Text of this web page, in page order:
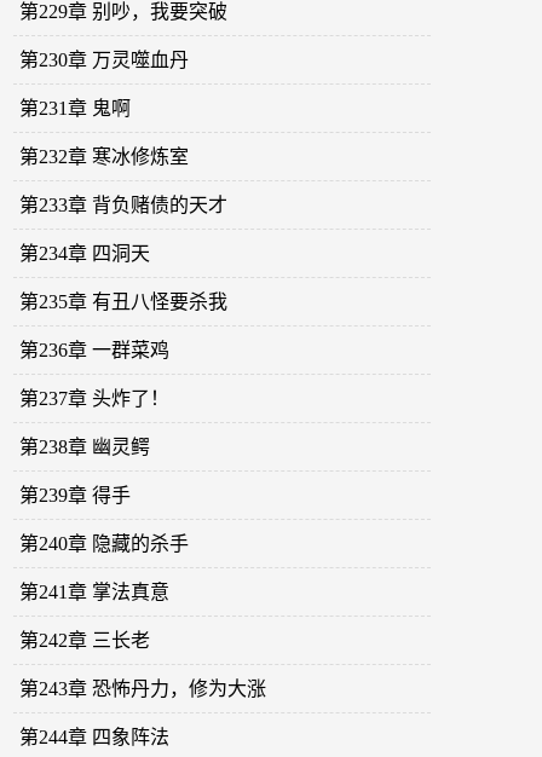
第229章 别吵，我要突破
第230章 万灵噬血丹
第231章 鬼啊
第232章 寒冰修炼室
第233章 背负赌债的天才
第234章 四洞天
第235章 有丑八怪要杀我
第236章 一群菜鸡
第237章 头炸了！
第238章 幽灵鳄
第239章 得手
第240章 隐藏的杀手
第241章 掌法真意
第242章 三长老
第243章 恐怖丹力，修为大涨
第244章 四象阵法